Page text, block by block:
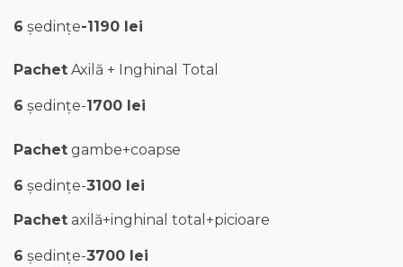
6 ședințe-1190 lei
Pachet Axilă + Inghinal Total
6 ședințe-1700 lei
Pachet gambe+coapse
6 ședințe-3100 lei
Pachet axilă+inghinal total+picioare
6 ședințe-3700 lei